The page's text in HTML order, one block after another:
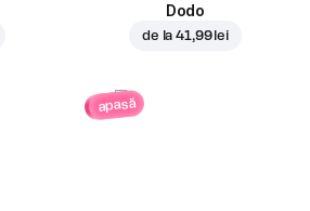
Dodo
de la41,99 lei
apasă